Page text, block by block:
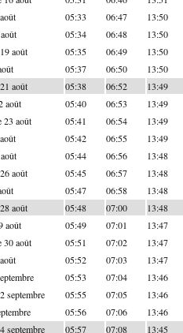
05:33 06:47 13:50
05:34 06:48 13:50
août 05:35 06:49 13:50
05:37 06:50 13:50
août 05:38 06:52 13:49
août 05:40 06:53 13:49
23 août 05:41 06:54 13:49
05:42 06:55 13:49
05:44 06:56 13:48
août 05:45 06:57 13:48
05:47 06:58 13:48
août 05:48 07:00 13:48
août 05:49 07:01 13:47
30 août 05:51 07:02 13:47
05:52 07:03 13:47
05:53 07:04 13:46
septembre 05:55 07:05 13:46
05:56 07:06 13:46
septembre 05:57 07:08 13:45